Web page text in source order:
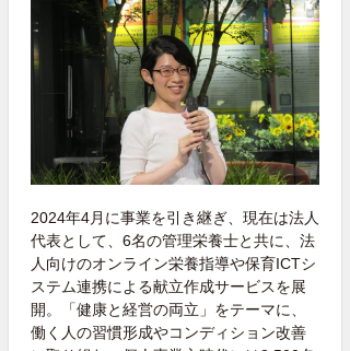
2024年4月に事業を引き継ぎ、現在は法人
代表として、6名の管理栄養士と共に、法
人向けのオンライン栄養指導や保育ICTシ
ステム連携による献立作成サービスを展
開。「健康と経営の両立」をテーマに、
働く人の習慣形成やコンディション改善